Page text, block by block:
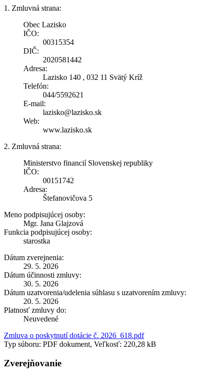
1. Zmluvná strana:
Obec Lazisko
IČO:
00315354
DIČ:
2020581442
Adresa:
Lazisko 140 , 032 11 Svätý Kríž
Telefón:
044/5592621
E-mail:
lazisko@lazisko.sk
Web:
www.lazisko.sk
2. Zmluvná strana:
Ministerstvo financií Slovenskej republiky
IČO:
00151742
Adresa:
Štefanovičova 5
Meno podpisujúcej osoby:
Mgr. Jana Glajzová
Funkcia podpisujúcej osoby:
starostka
Dátum zverejnenia:
29. 5. 2026
Dátum účinnosti zmluvy:
30. 5. 2026
Dátum uzatvorenia/udelenia súhlasu s uzatvorením zmluvy:
20. 5. 2026
Platnosť zmluvy do:
Neuvedené
Zmluva o poskytnutí dotácie č. 2026_618.pdf
Typ súboru: PDF dokument, Veľkosť: 220,28 kB
Zverejňovanie